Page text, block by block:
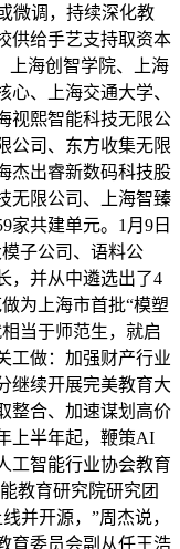
微调，持续深化教
供给手艺支持取资本
上海创智学院、上海
、上海交通大学、
视熙智能科技无限公
公司、东方收集无限
杰出睿新数码科技股
无限公司、上海智臻
家共建单元。1月9日
子公司、语料公
，并从中遴选出了4
为上海市首批“模塑
当于师范生，就启
工做：加强财产行业
继续开展完美教育大
整合、加速谋划高价
上半年起，鞭策AI
工智能行业协会教育
教育研究院研究团
并开源，”周杰说，
育委员会副从任王浩